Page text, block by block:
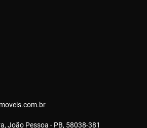
João Pessoa - PB, 58038-381